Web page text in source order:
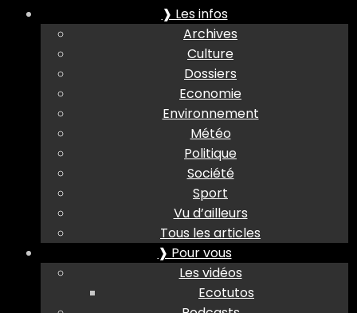
❱ Les infos
Archives
Culture
Dossiers
Economie
Environnement
Météo
Politique
Société
Sport
Vu d’ailleurs
Tous les articles
❱ Pour vous
Les vidéos
Ecotutos